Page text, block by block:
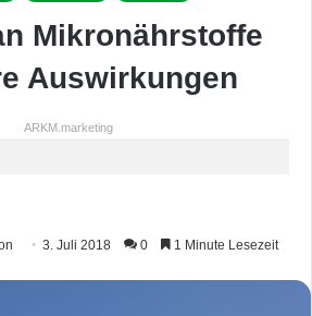
Mikronährstoffe
Auswirkungen
ARKM.marketing
3. Juli 2018 0 1 Minute Lesezeit